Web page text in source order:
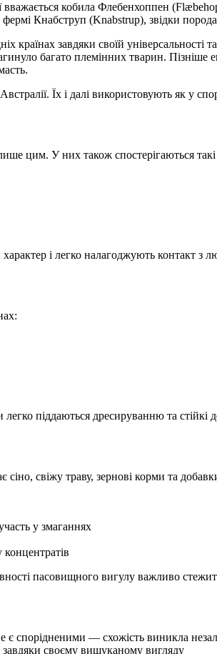
кобила Флебенхоппен
Кнабструп (Knabstrup), звідки
завдяки своїй універсальності
багато племінних тварин. Пізніше
Їх і далі використовують як у
цим. У них також спостерігаються
і легко налагоджують контакт
піддаються дресируванню та стійкі
свіжу траву, зернові корми та
у змаганнях
пасовищного вигулу важливо
є спорідненими — схожість виникла
завдяки своєму вишуканому вигляду